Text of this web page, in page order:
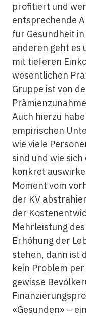
profitiert und
entsprechende
für Gesundheit
anderen geht es
mit tieferen
wesentlichen
Gruppe ist von
Auch hierzu
empirischen
wie viele
sind und wie
konkret
Moment vom
der KV
der
Mehrleistung
Erhöhung der
stehen, dann ist
kein Problem
gewisse
«Gesunden» –